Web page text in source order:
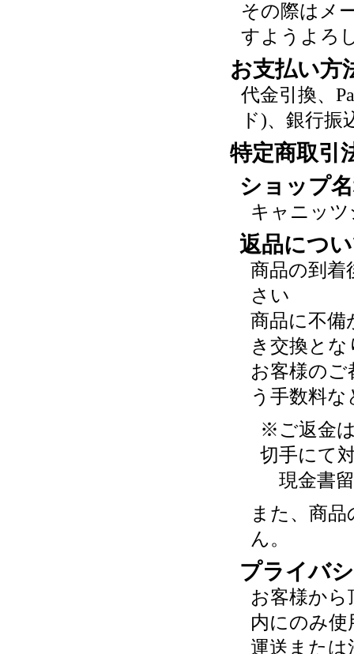
その際はメ
すようよろ
お支払い方
代金引換、
ド)、銀行振
特定商取引
ショップ
キャニッ
返品につ
商品の到着
さい
商品に不備
き交換と
お客様のご
う手数料
※ご返金
切手にて
現金書
また、商
ん。
プライバ
お客様か
内にのみ
運送または